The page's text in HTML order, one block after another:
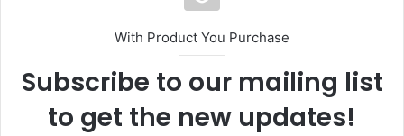
e
With Product You Purchase
Subscribe to our mailing list
to get the new updates!